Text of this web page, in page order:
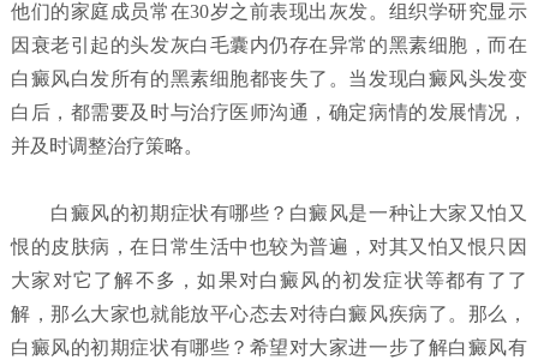
他们的家庭成员常在30岁之前表现出灰发。组织学研究显示
因衰老引起的头发灰白毛囊内仍存在异常的黑素细胞，而在
白癜风白发所有的黑素细胞都丧失了。当发现白癜风头发变
白后，都需要及时与治疗医师沟通，确定病情的发展情况，
并及时调整治疗策略。
白癜风的初期症状有哪些？ 白癜风是一种让大家又怕又
恨的皮肤病，在日常生活中也较为普遍，对其又怕又恨只因
大家对它了解不多，如果对白癜风的初发症状等都有了了
解，那么大家也就能放平心态去对待白癜风疾病了。那么，
白癜风的初期症状有哪些？希望对大家进一步了解白癜风有